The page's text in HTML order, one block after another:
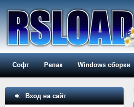
Софт Репак Windows сборки
Вход на сайт